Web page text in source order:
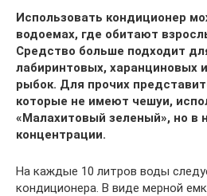
Использовать кондиционер
водоемах, где обитают
Средство больше подходит
лабиринтовых, харанциновых
рыбок. Для прочих
которые не имеют чешуи,
«Малахитовый зеленый», но в
концентрации.
На каждые 10 литров воды
кондиционера. В виде мерной